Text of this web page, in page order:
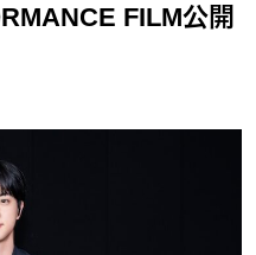
FILM公開